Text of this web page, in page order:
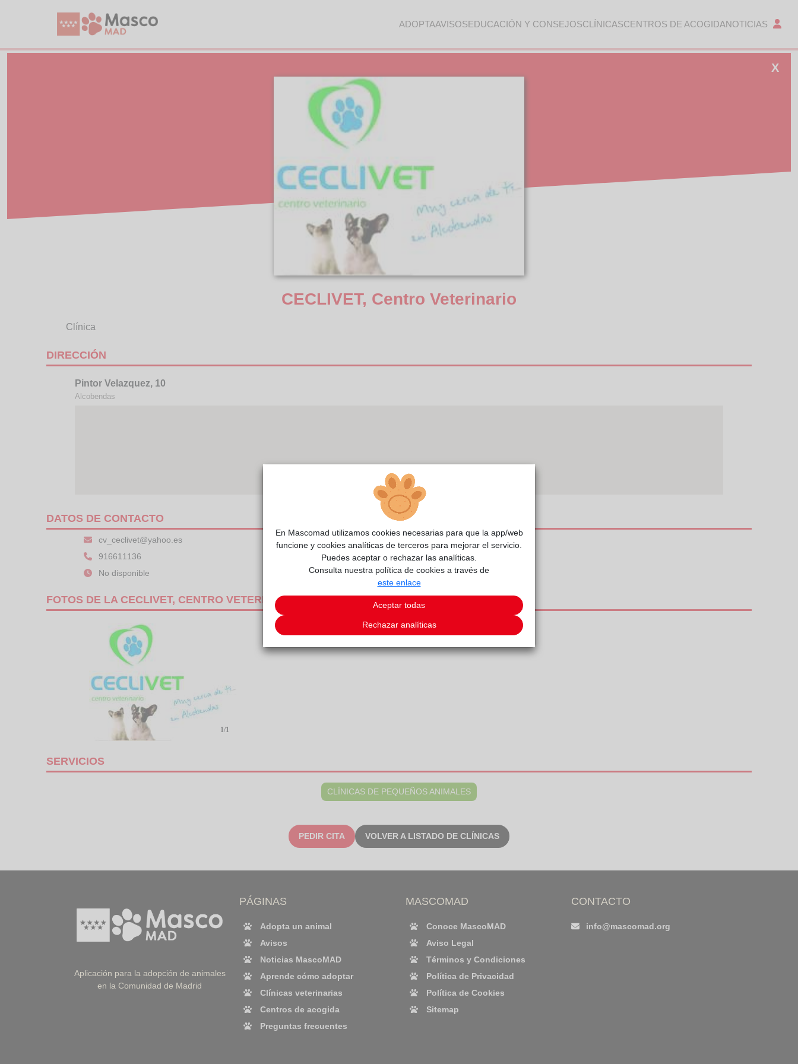
ADOPTAAVISOSEDUCACIÓN Y CONSEJOSCLÍNICASCENTROS DE ACOGIDANOTICIAS
X
CECLIVET, Centro Veterinario
Clínica
DIRECCIÓN
Pintor Velazquez, 10
Alcobendas
DATOS DE CONTACTO
cv_ceclivet@yahoo.es
916611136
No disponible
FOTOS DE LA CECLIVET, CENTRO VETERINARIO
1/1
SERVICIOS
CLÍNICAS DE PEQUEÑOS ANIMALES
PEDIR CITA VOLVER A LISTADO DE CLÍNICAS
Aplicación para la adopción de animales
en la Comunidad de Madrid
PÁGINAS
Adopta un animal
Avisos
Noticias MascoMAD
Aprende cómo adoptar
Clínicas veterinarias
Centros de acogida
Preguntas frecuentes
MASCOMAD
Conoce MascoMAD
Aviso Legal
Términos y Condiciones
Política de Privacidad
Política de Cookies
Sitemap
CONTACTO
info@mascomad.org
En Mascomad utilizamos cookies necesarias para que la app/web
funcione y cookies analíticas de terceros para mejorar el servicio.
Puedes aceptar o rechazar las analíticas.
Consulta nuestra política de cookies a través de
este enlace
Aceptar todas
Rechazar analíticas